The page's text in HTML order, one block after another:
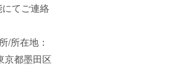
てご連絡
/所在地：
都墨田区